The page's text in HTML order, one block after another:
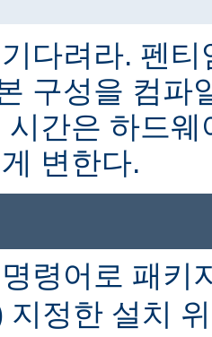
다려라. 펜
구성을 컴파
시간은 하드
변한다.
령어로 패키
지정한 설치